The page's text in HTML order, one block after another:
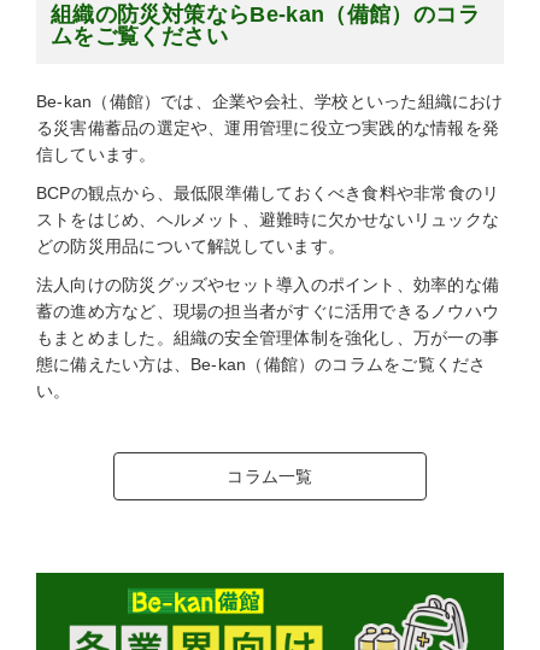
組織の防災対策ならBe-kan（備館）のコラ
ムをご覧ください
Be-kan（備館）では、企業や会社、学校といった組織におけ
る災害備蓄品の選定や、運用管理に役立つ実践的な情報を発
信しています。
BCPの観点から、最低限準備しておくべき食料や非常食のリ
ストをはじめ、ヘルメット、避難時に欠かせないリュックな
どの防災用品について解説しています。
法人向けの防災グッズやセット導入のポイント、効率的な備
蓄の進め方など、現場の担当者がすぐに活用できるノウハウ
もまとめました。組織の安全管理体制を強化し、万が一の事
態に備えたい方は、Be-kan（備館）のコラムをご覧くださ
い。
コラム一覧